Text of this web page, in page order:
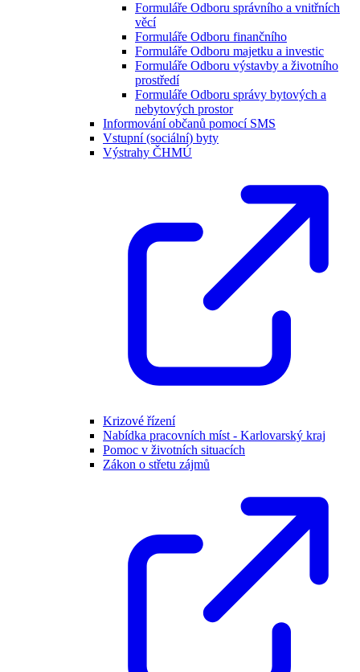
Formuláře Odboru správního a vnitřních
věcí
Formuláře Odboru finančního
Formuláře Odboru majetku a investic
Formuláře Odboru výstavby a životního
prostředí
Formuláře Odboru správy bytových a
nebytových prostor
Informování občanů pomocí SMS
Vstupní (sociální) byty
Výstrahy ČHMÚ
Krizové řízení
Nabídka pracovních míst - Karlovarský kraj
Pomoc v životních situacích
Zákon o střetu zájmů